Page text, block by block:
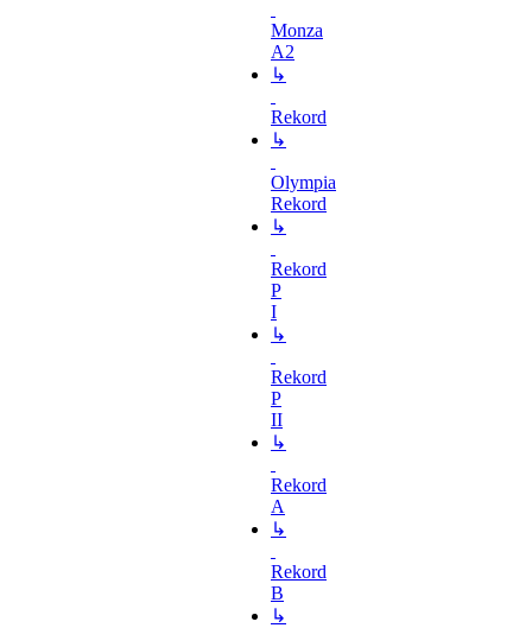
Monza
A2
↳
Rekord
↳
Olympia
Rekord
↳
Rekord
P
I
↳
Rekord
P
II
↳
Rekord
A
↳
Rekord
B
↳